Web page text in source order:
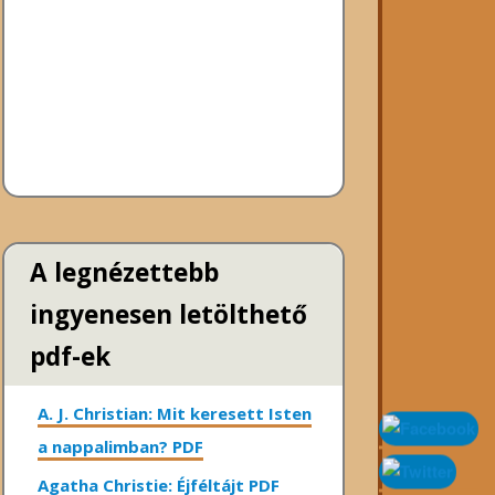
A legnézettebb
ingyenesen letölthető
pdf-ek
A. J. Christian: Mit keresett Isten
a nappalimban? PDF
Agatha Christie: Éjféltájt PDF